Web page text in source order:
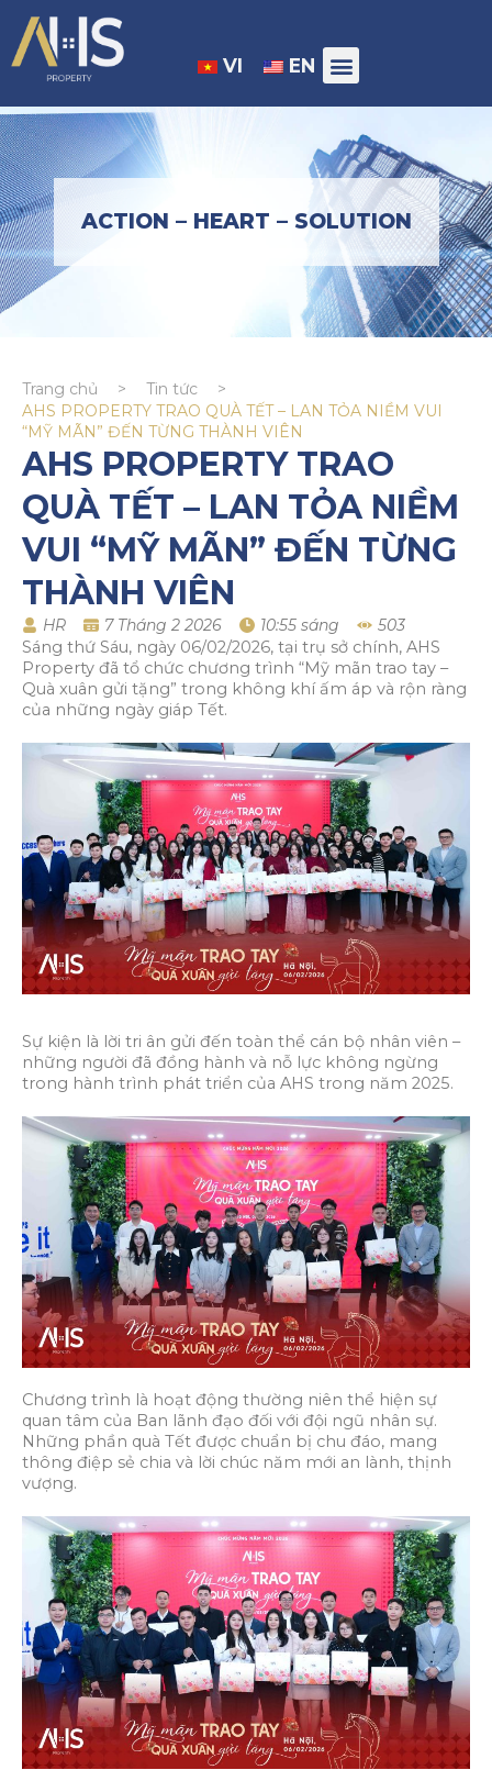
VI EN
ACTION – HEART – SOLUTION
Trang chủ > Tin tức
>
AHS PROPERTY TRAO QUÀ TẾT – LAN TỎA NIỀM VUI
“MỸ MÃN” ĐẾN TỪNG THÀNH VIÊN
AHS PROPERTY TRAO
QUÀ TẾT – LAN TỎA NIỀM
VUI “MỸ MÃN” ĐẾN TỪNG
THÀNH VIÊN
HR 7 Tháng 2 2026 10:55 sáng
503
Sáng thứ Sáu, ngày 06/02/2026, tại trụ sở chính, AHS
Property đã tổ chức chương trình “Mỹ mãn trao tay –
Quà xuân gửi tặng” trong không khí ấm áp và rộn ràng
của những ngày giáp Tết.
Sự kiện là lời tri ân gửi đến toàn thể cán bộ nhân viên –
những người đã đồng hành và nỗ lực không ngừng
trong hành trình phát triển của AHS trong năm 2025.
Chương trình là hoạt động thường niên thể hiện sự
quan tâm của Ban lãnh đạo đối với đội ngũ nhân sự.
Những phần quà Tết được chuẩn bị chu đáo, mang
thông điệp sẻ chia và lời chúc năm mới an lành, thịnh
vượng.